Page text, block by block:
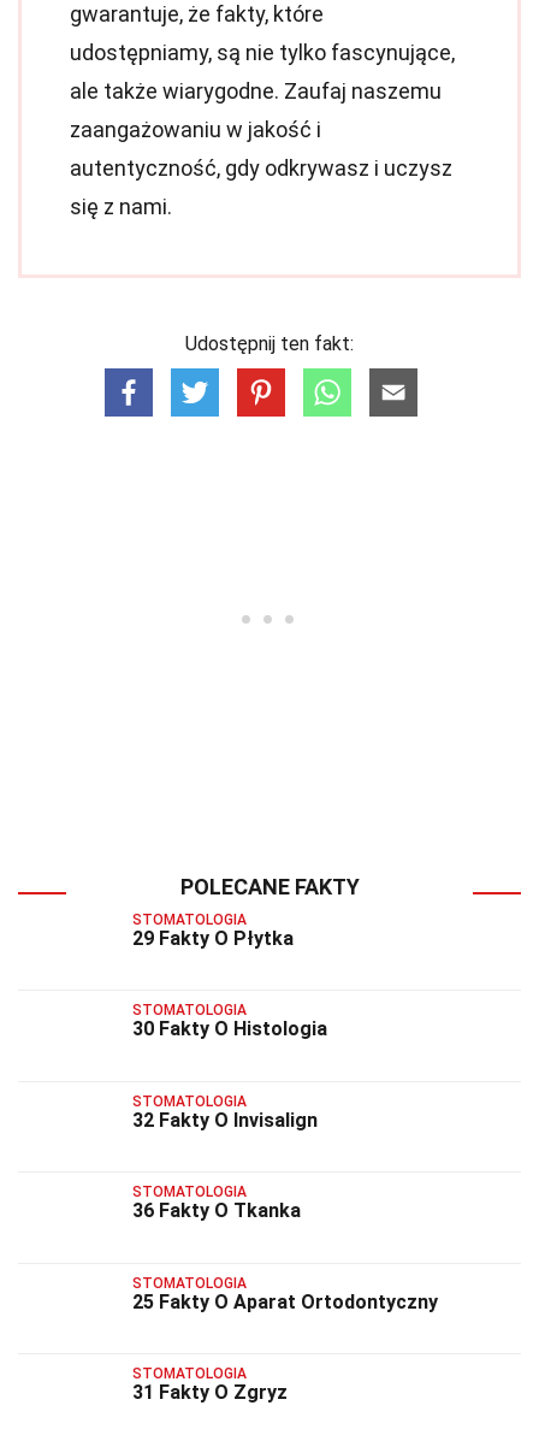
gwarantuje, że fakty, które
udostępniamy, są nie tylko fascynujące,
ale także wiarygodne. Zaufaj naszemu
zaangażowaniu w jakość i
autentyczność, gdy odkrywasz i uczysz
się z nami.
Udostępnij ten fakt:
POLECANE FAKTY
STOMATOLOGIA
29 Fakty O Płytka
STOMATOLOGIA
30 Fakty O Histologia
STOMATOLOGIA
32 Fakty O Invisalign
STOMATOLOGIA
36 Fakty O Tkanka
STOMATOLOGIA
25 Fakty O Aparat Ortodontyczny
STOMATOLOGIA
31 Fakty O Zgryz